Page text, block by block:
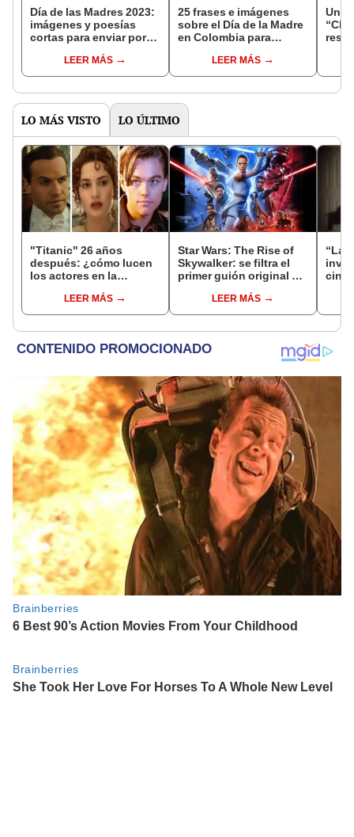
Día de las Madres 2023:
imágenes y poesías
cortas para enviar por
VenezuelaLEER MÁS
25 frases e imágenes
sobre el Día de la Madre
en Colombia para
y Facebook
LEER MÁS
Una
LO MÁS VISTO LO ÚLTIMO
"Titanic" 26 años
después: ¿cómo lucen
los actores en la
casi irreconocible
LEER MÁS
Star Wars: The Rise of
Skywalker: se filtra el
primer guión original de
completamente distinto
LEER MÁS
“Las
cine